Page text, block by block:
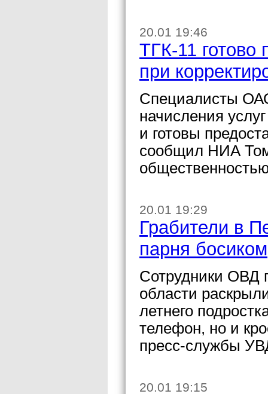
20.01 19:46
ТГК-11 готово
при
Специалисты
начисления
и готовы
сообщил НИА
20.01 19:29
Грабители в
парня
Сотрудники ОВД
области
летнего
телефон, но и
пресс-службы
20.01 19:15